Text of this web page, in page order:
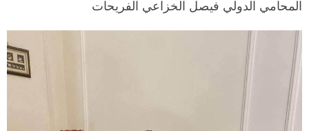
المحامي الدولي فيصل الخزاعي الفريحات